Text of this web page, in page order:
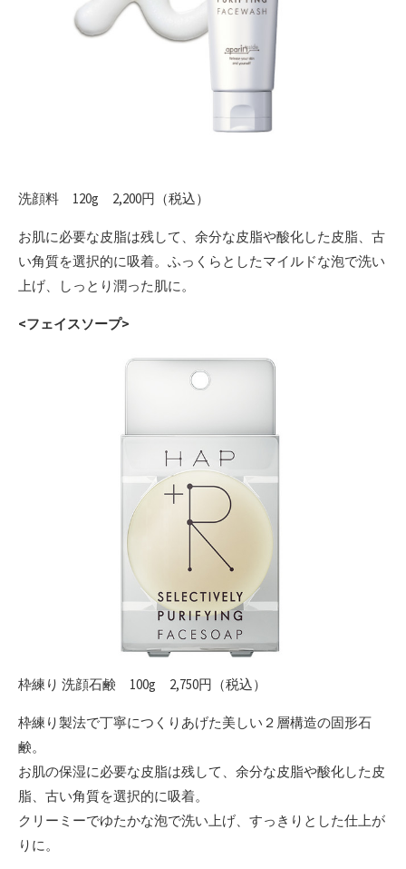
洗顔料 120g 2,200円（税込）
お肌に必要な皮脂は残して、余分な皮脂や酸化した皮脂、古
い角質を選択的に吸着。ふっくらとしたマイルドな泡で洗い
上げ、しっとり潤った肌に。
<フェイスソープ>
枠練り 洗顔石鹸 100g 2,750円（税込）
枠練り製法で丁寧につくりあげた美しい２層構造の固形石
鹸。
お肌の保湿に必要な皮脂は残して、余分な皮脂や酸化した皮
脂、古い角質を選択的に吸着。
クリーミーでゆたかな泡で洗い上げ、すっきりとした仕上が
りに。